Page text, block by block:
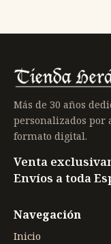
Más de 30 años
personalizados
formato digital.
Venta
Envíos a toda
Navegación
Inicio